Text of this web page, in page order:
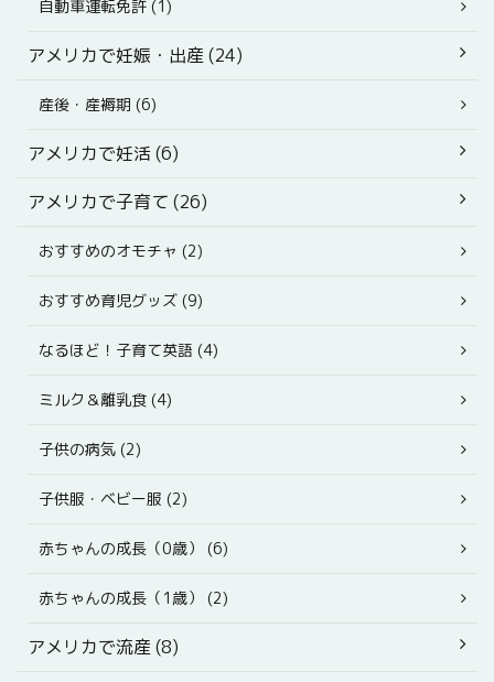
自動車運転免許 (1)
アメリカで妊娠・出産 (24)
産後・産褥期 (6)
アメリカで妊活 (6)
アメリカで子育て (26)
おすすめのオモチャ (2)
おすすめ育児グッズ (9)
なるほど！子育て英語 (4)
ミルク＆離乳食 (4)
子供の病気 (2)
子供服・ベビー服 (2)
赤ちゃんの成長（0歳） (6)
赤ちゃんの成長（1歳） (2)
アメリカで流産 (8)